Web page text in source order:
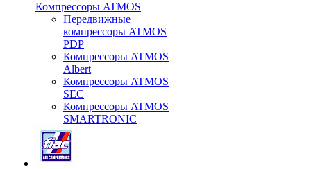
Компрессоры ATMOS
Передвижные
компрессоры ATMOS
PDP
Компрессоры ATMOS
Albert
Компрессоры ATMOS
SEC
Компрессоры ATMOS
SMARTRONIC